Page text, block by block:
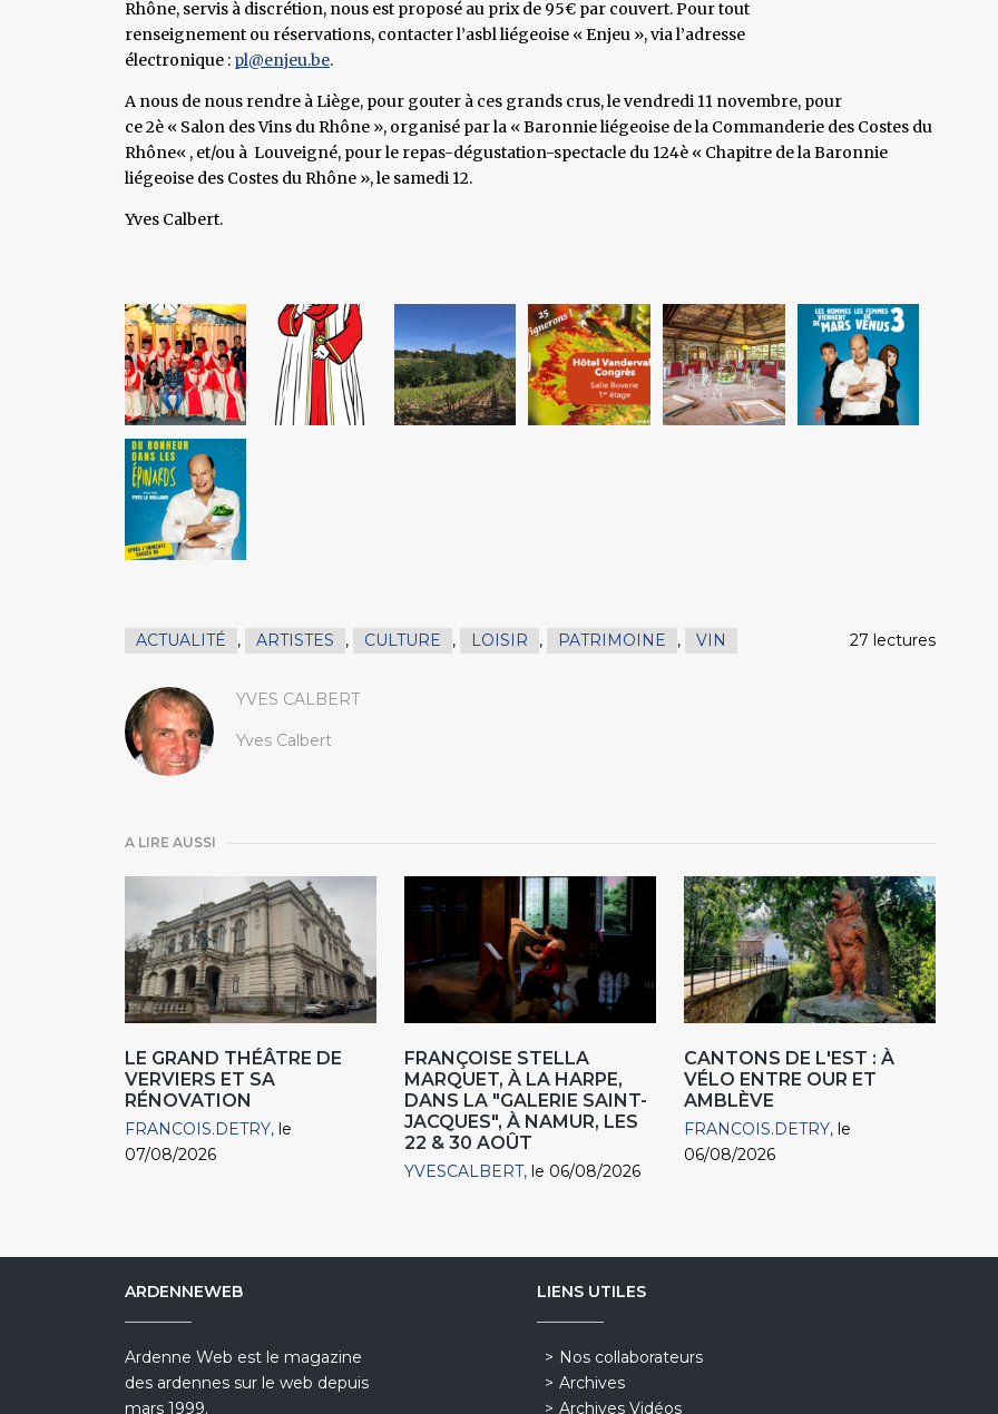
Rhône, servis à discrétion, nous est proposé au prix de 95€ par couvert. Pour tout
renseignement ou réservations, contacter l’asbl liégeoise « Enjeu », via l’adresse
électronique : pl@enjeu.be.
A nous de nous rendre à Liège, pour gouter à ces grands crus, le vendredi 11 novembre, pour
ce 2è « Salon des Vins du Rhône », organisé par la « Baronnie liégeoise de la Commanderie des Costes du
Rhône« , et/ou à Louveigné, pour le repas-dégustation-spectacle du 124è « Chapitre de la Baronnie
liégeoise des Costes du Rhône », le samedi 12.
Yves Calbert.
ACTUALITÉ , ARTISTES , CULTURE , LOISIR , PATRIMOINE , VIN 27 lectures
YVES CALBERT
Yves Calbert
A LIRE AUSSI
LE GRAND THÉÂTRE DE
VERVIERS ET SA
RÉNOVATION
FRANCOIS.DETRY le
07/08/2026
FRANÇOISE STELLA
MARQUET, À LA HARPE,
DANS LA "GALERIE SAINT-
JACQUES", À NAMUR, LES
22 & 30 AOÛT
YVESCALBERT le 06/08/2026
CANTONS DE L'EST : À
VÉLO ENTRE OUR ET
AMBLÈVE
FRANCOIS.DETRY le
06/08/2026
ARDENNEWEB
Ardenne Web est le magazine
des ardennes sur le web depuis
mars 1999.
LIENS UTILES
Nos collaborateurs
Archives
Archives Vidéos